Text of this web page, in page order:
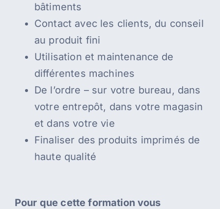
bâtiments
Contact avec les clients, du conseil
au produit fini
Utilisation et maintenance de
différentes machines
De l’ordre – sur votre bureau, dans
votre entrepôt, dans votre magasin
et dans votre vie
Finaliser des produits imprimés de
haute qualité
Pour que cette formation vous